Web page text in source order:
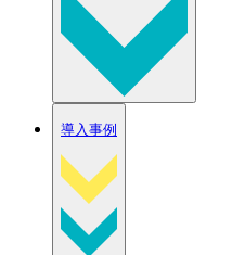
導入事例